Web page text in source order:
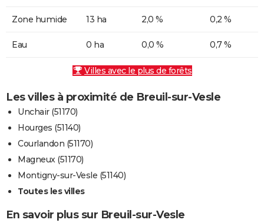
Zone humide 13 ha 2,0 % 0,2 %
Eau 0 ha 0,0 % 0,7 %
Villes avec le plus de forêts
Les villes à proximité de Breuil-sur-Vesle
Unchair (51170)
Hourges (51140)
Courlandon (51170)
Magneux (51170)
Montigny-sur-Vesle (51140)
Toutes les villes
En savoir plus sur Breuil-sur-Vesle